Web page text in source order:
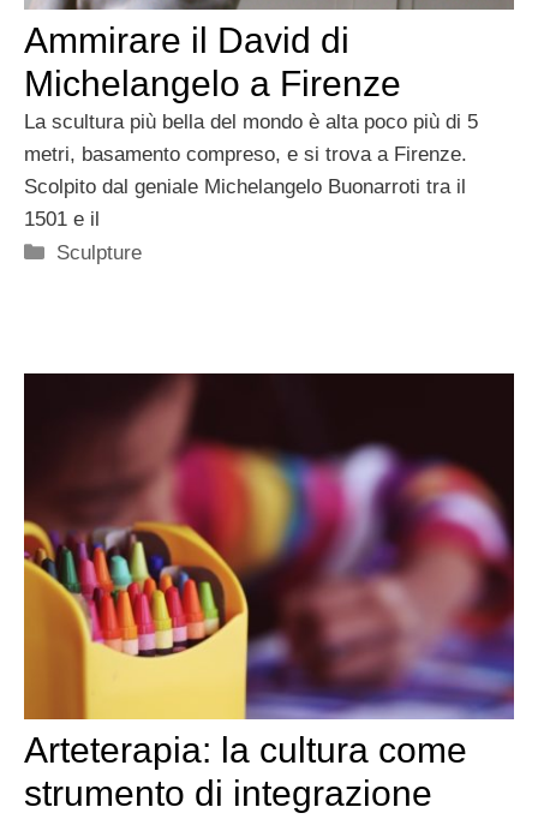
Ammirare il David di
Michelangelo a Firenze
La scultura più bella del mondo è alta poco più di 5
metri, basamento compreso, e si trova a Firenze.
Scolpito dal geniale Michelangelo Buonarroti tra il
1501 e il
Categorie
Sculpture
Arteterapia: la cultura come
strumento di integrazione